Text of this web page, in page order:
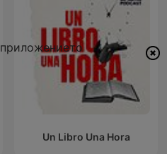
Un Libro Una Hora